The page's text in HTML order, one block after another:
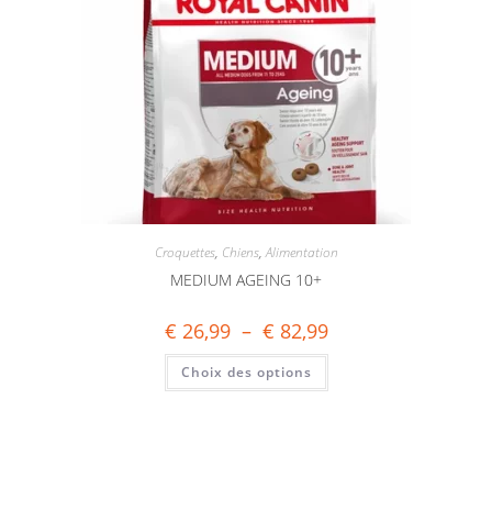
Croquettes, Chiens,Alimentation
MEDIUM AGEING 10+
€ 26,99 – € 82,99
Choix des options